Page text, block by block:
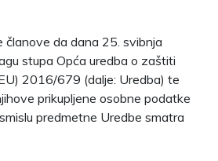
da dana 25. svibnja
stupa Opća uredba o zaštiti
2016/679 (dalje: Uredba) te
prikupljene osobne podatke
predmetne Uredbe smatra